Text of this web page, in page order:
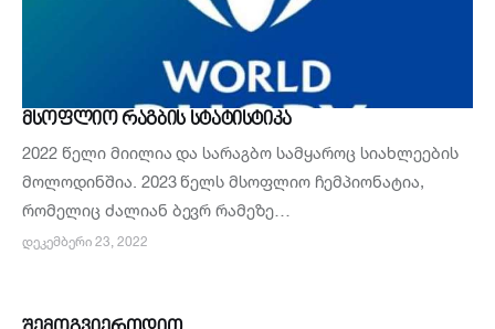
ᲛᲡᲝᲤᲚᲘᲝ ᲠᲐᲒᲑᲘᲡ ᲡᲢᲐᲢᲘᲡᲢᲘᲙᲐ
2022 წელი მიილია და სარაგბო სამყაროც სიახლეების
მოლოდინშია. 2023 წელს მსოფლიო ჩემპიონატია,
რომელიც ძალიან ბევრ რამეზე…
ᲓᲔᲙᲔᲛᲑᲔᲠᲘ 23, 2022